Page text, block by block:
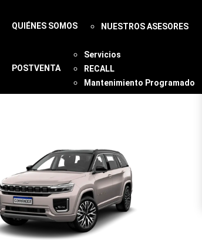
QUIÉNES SOMOS NUESTROS ASESORES
POSTVENTA
Servicios
RECALL
Mantenimiento Programado